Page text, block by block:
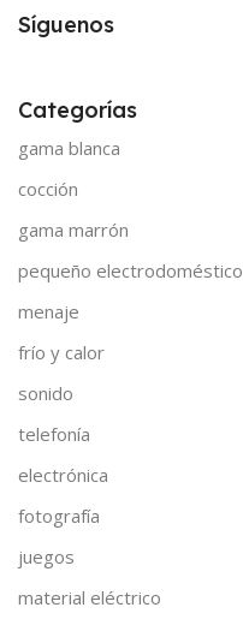
Síguenos
Categorías
gama blanca
cocción
gama marrón
pequeño electrodoméstico
menaje
frío y calor
sonido
telefonía
electrónica
fotografía
juegos
material eléctrico